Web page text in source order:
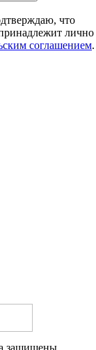
что
лично
соглашением.
защищены.